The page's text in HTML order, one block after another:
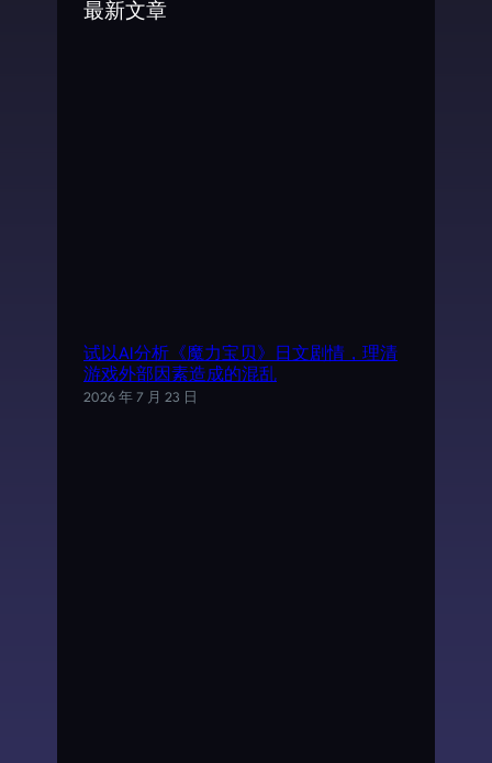
最新文章
试以AI分析《魔力宝贝》日文剧情，理清
游戏外部因素造成的混乱
2026 年 7 月 23 日